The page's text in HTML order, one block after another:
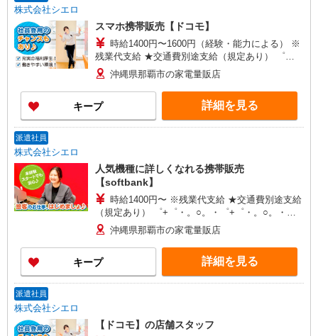
株式会社シエロ
スマホ携帯販売【ドコモ】
時給1400円〜1600円（経験・能力による） ※
残業代支給 ★交通費別途支給（規定あり） ゜
+゜・。○。・゜+゜・。○。・゜+゜ 入社祝い金10
万円支給(規定有) お友達を紹介頂くと, インセンテ
ィブ支給(規定有) ★月2回払い・週払い可能（規程
有）★ ゜・。○。・゜+゜・。○。・゜+゜
沖縄県那覇市の家電量販店
キープ 詳細を見る
派遣社員
株式会社シエロ
人気機種に詳しくなれる携帯販売
【softbank】
時給1400円〜 ※残業代支給 ★交通費別途支給
（規定あり） ゜+゜・。○。・゜+゜・。○。・゜
+゜ 入社祝い金10万円支給(規定有) お友達を紹介
頂くと, インセンティブ支給(規定有) ★月2回払
い・週払い可能（規程有）★ ゜・。○。・゜
+゜・。○。・゜+゜
沖縄県那覇市の家電量販店
キープ 詳細を見る
派遣社員
株式会社シエロ
【ドコモ】の店舗スタッフ